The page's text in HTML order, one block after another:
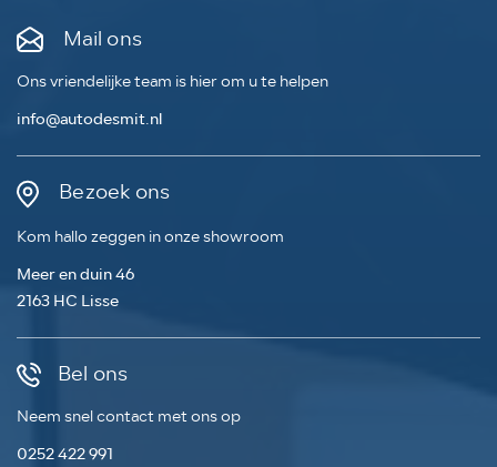
Mail ons
Ons vriendelijke team is hier om u te helpen
info@autodesmit.nl
Bezoek ons
Kom hallo zeggen in onze showroom
Meer en duin 46
2163 HC Lisse
Bel ons
Neem snel contact met ons op
0252 422 991